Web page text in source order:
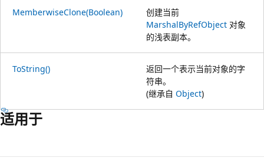
MemberwiseClone(Boolean)
创建当前
MarshalByRefObject 对象
的浅表副本。
ToString()
返回一个表示当前对象的字
符串。
(继承自 Object)
适用于